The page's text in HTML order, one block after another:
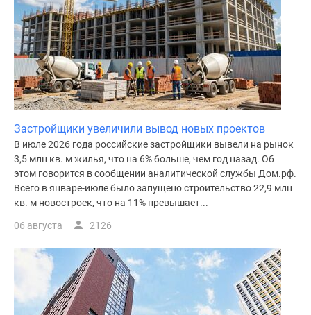
Застройщики увеличили вывод новых проектов
В июле 2026 года российские застройщики вывели на рынок
3,5 млн кв. м жилья, что на 6% больше, чем год назад. Об
этом говорится в сообщении аналитической службы Дом.рф.
Всего в январе-июле было запущено строительство 22,9 млн
кв. м новостроек, что на 11% превышает...
06 августа 2126